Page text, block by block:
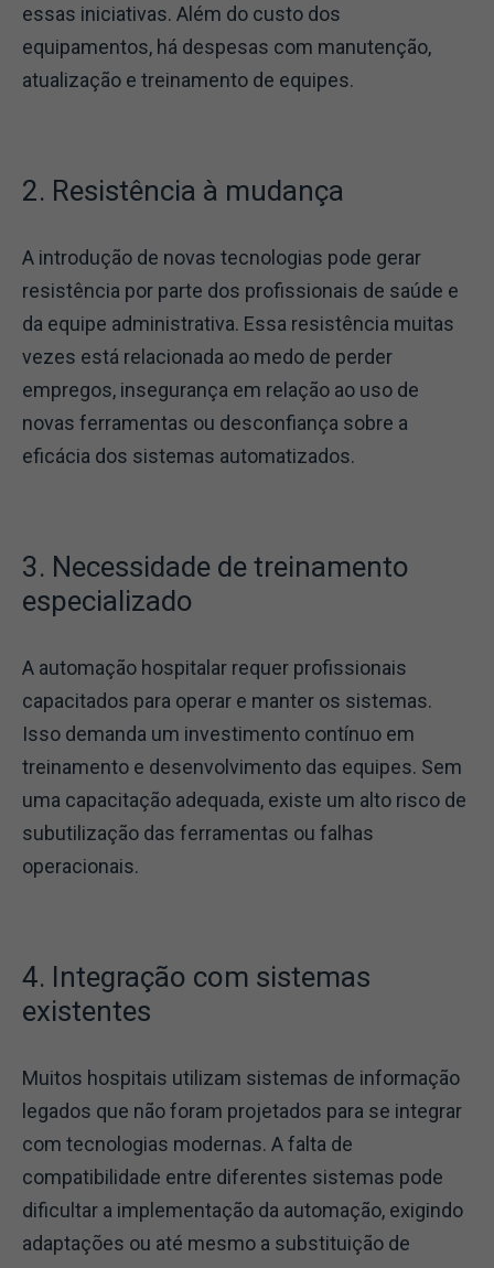
essas iniciativas. Além do custo dos
equipamentos, há despesas com manutenção,
atualização e treinamento de equipes.
2. Resistência à mudança
A introdução de novas tecnologias pode gerar
resistência por parte dos profissionais de saúde e
da equipe administrativa. Essa resistência muitas
vezes está relacionada ao medo de perder
empregos, insegurança em relação ao uso de
novas ferramentas ou desconfiança sobre a
eficácia dos sistemas automatizados.
3. Necessidade de treinamento
especializado
A automação hospitalar requer profissionais
capacitados para operar e manter os sistemas.
Isso demanda um investimento contínuo em
treinamento e desenvolvimento das equipes. Sem
uma capacitação adequada, existe um alto risco de
subutilização das ferramentas ou falhas
operacionais.
4. Integração com sistemas
existentes
Muitos hospitais utilizam sistemas de informação
legados que não foram projetados para se integrar
com tecnologias modernas. A falta de
compatibilidade entre diferentes sistemas pode
dificultar a implementação da automação, exigindo
adaptações ou até mesmo a substituição de